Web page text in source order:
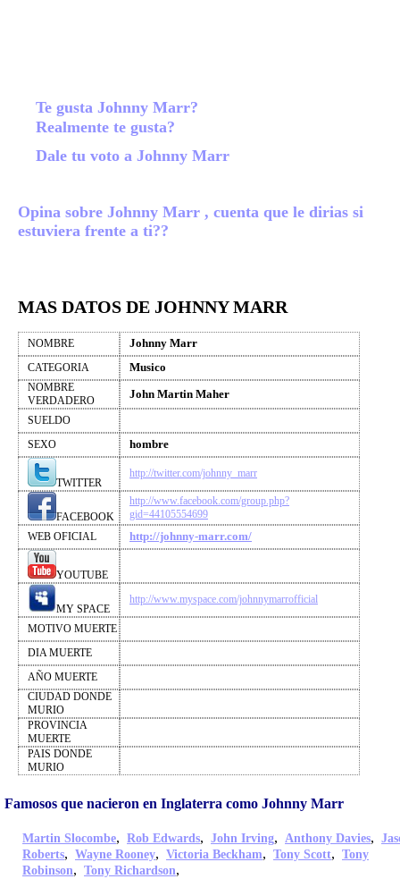
Te gusta Johnny Marr?
Realmente te gusta?
Dale tu voto a Johnny Marr
Opina sobre Johnny Marr , cuenta que le dirias si
estuviera frente a ti??
MAS DATOS DE JOHNNY MARR
NOMBRE Johnny Marr
CATEGORIA Musico
NOMBRE
VERDADERO
John Martin Maher
SUELDO
SEXO
hombre
TWITTER
http://twitter.com/johnny_marr
FACEBOOK
http://www.facebook.com/group.php?
gid=44105554699
WEB OFICIAL
http://johnny-marr.com/
YOUTUBE
MY SPACE
http://www.myspace.com/johnnymarrofficial
MOTIVO MUERTE
DIA MUERTE
AÑO MUERTE
CIUDAD DONDE
MURIO
PROVINCIA
MUERTE
PAIS DONDE
MURIO
Famosos que nacieron en Inglaterra como Johnny Marr
Martin Slocombe, Rob Edwards, John Irving, Anthony Davies,
Roberts, Wayne Rooney, Victoria Beckham, Tony Scott, Tony
Robinson, Tony Richardson,